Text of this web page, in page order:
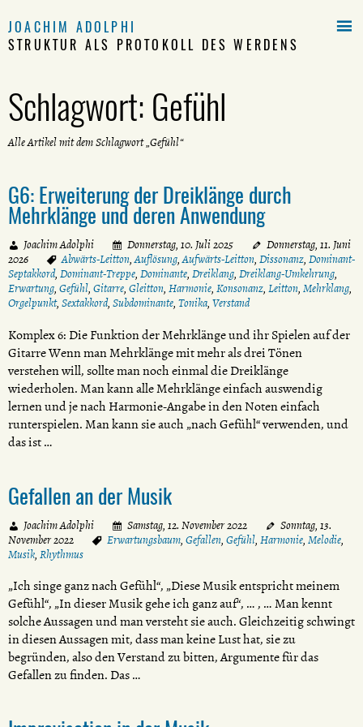
JOACHIM ADOLPHI
STRUKTUR ALS PROTOKOLL DES WERDENS
Schlagwort:Gefühl
Alle Artikel mit dem Schlagwort „Gefühl“
G6: Erweiterung der Dreiklänge durch
Mehrklänge und deren Anwendung
Joachim Adolphi Donnerstag, 10. Juli 2025
Donnerstag, 11. Juni
2026
Abwärts-Leitton,Auflösung,Aufwärts-Leitton, Dissonanz, Dominant-
Septakkord, Dominant-Treppe, Dominante, Dreiklang, Dreiklang-Umkehrung,
Erwartung, Gefühl, Gitarre, Gleitton, Harmonie, Konsonanz, Leitton, Mehrklang,
Orgelpunkt, Sextakkord, Subdominante, Tonika, Verstand
Komplex 6: Die Funktion der Mehrklänge und ihr Spielen auf der
Gitarre Wenn man Mehrklänge mit mehr als drei Tönen
verstehen will, sollte man noch einmal die Dreiklänge
wiederholen. Man kann alle Mehrklänge einfach auswendig
lernen und je nach Harmonie-Angabe in den Noten einfach
runterspielen. Man kann sie auch „nach Gefühl“ verwenden, und
das ist …
Gefallen an der Musik
Joachim Adolphi Samstag, 12. November 2022
Sonntag, 13.
November 2022
Erwartungsbaum, Gefallen, Gefühl, Harmonie, Melodie,
Musik, Rhythmus
„Ich singe ganz nach Gefühl“, „Diese Musik entspricht meinem
Gefühl“, „In dieser Musik gehe ich ganz auf“, … , … Man kennt
solche Aussagen und man versteht sie auch. Gleichzeitig schwingt
in diesen Aussagen mit, dass man keine Lust hat, sie zu
begründen, also den Verstand zu bitten, Argumente für das
Gefallen zu finden. Das …
